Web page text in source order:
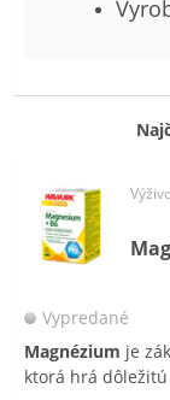
Vypredané
Magnézium je
ktorá hrá